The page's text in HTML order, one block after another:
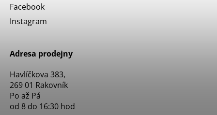
Facebook
Instagram
Adresa prodejny
Havlíčkova 383,
269 01 Rakovník
Po až Pá
od 8 do 16:30 hod